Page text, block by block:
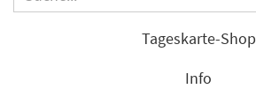
Tageskarte-Shop
Info